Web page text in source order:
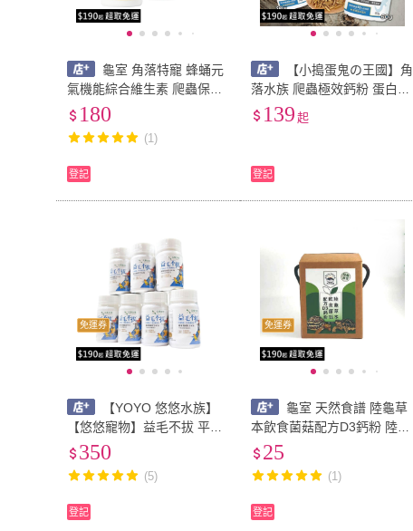
龜室 角落特寵 蜂蛹元
氣機能綜合維生素 爬蟲保健
爬蟲維生素 爬蟲免疫 特寵保
180
(1)
登記
【小搗蛋鬼の王國】角
落水族 爬蟲極效鈣粉 蛋白磷
酸胜肽 綜合維生素 鈣粉保健
爬蟲保健 海藻鈣 鈣粉 保健
139 起
登記
免運券
【YOYO 悠悠水族】
【悠悠寵物】益毛不拔 平穩
情緒 不再焦慮咬毛 品皇貿易
質 鸚鵡保健食品
350
(5)
登記
免運券
龜室 天然食譜 陸龜草
本飲食菌菇配方D3鈣粉 陸龜
保健 陸龜鈣粉 陸龜維生素
豹龜 赫曼
25
(1)
登記